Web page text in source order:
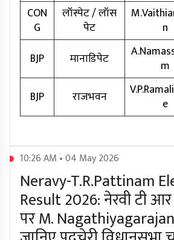
CON
G
लॉस्पेट / लॉस
पेट
n
BJP मानाडिपेट
m
BJP राजभवन
e
10:26 AM • 04 May 2026
Neravy-T.R.Pattinam
Result 2026: नेरवी टी आर
पर M.